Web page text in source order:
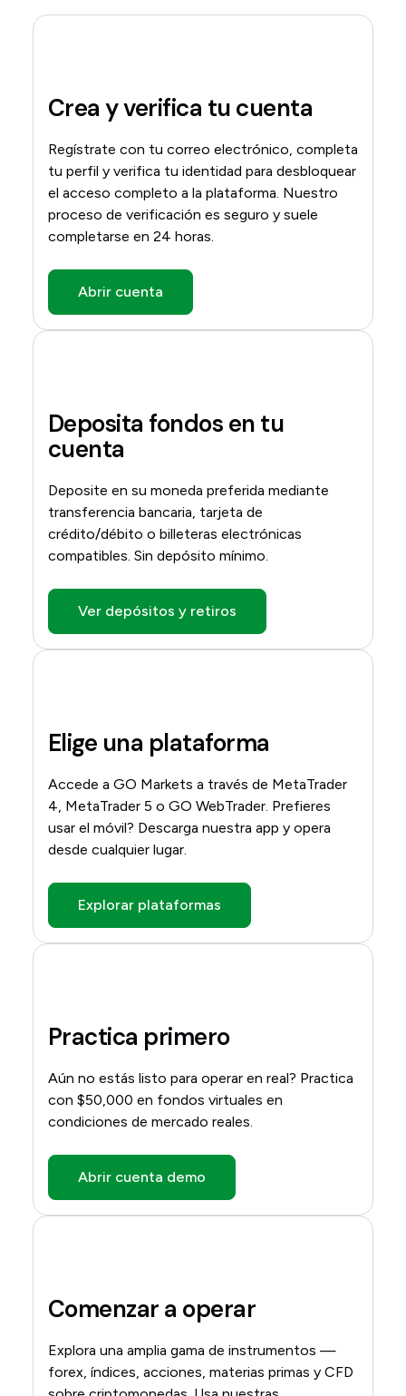
Crea y verifica tu cuenta
Regístrate con tu correo electrónico, completa
tu perfil y verifica tu identidad para desbloquear
el acceso completo a la plataforma. Nuestro
proceso de verificación es seguro y suele
completarse en 24 horas.
Abrir cuenta
Deposita fondos en tu
cuenta
Deposite en su moneda preferida mediante
transferencia bancaria, tarjeta de
crédito/débito o billeteras electrónicas
compatibles. Sin depósito mínimo.
Ver depósitos y retiros
Elige una plataforma
Accede a GO Markets a través de MetaTrader
4, MetaTrader 5 o GO WebTrader. Prefieres
usar el móvil? Descarga nuestra app y opera
desde cualquier lugar.
Explorar plataformas
Practica primero
Aún no estás listo para operar en real? Practica
con $50,000 en fondos virtuales en
condiciones de mercado reales.
Abrir cuenta demo
Comenzar a operar
Explora una amplia gama de instrumentos —
forex, índices, acciones, materias primas y CFD